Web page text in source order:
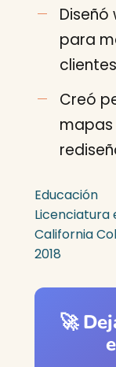
para
Creó
mapas
Educación
Licenciatura
California
2018
🚀